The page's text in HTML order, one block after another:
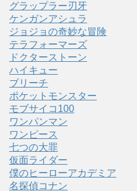
グラップラー刃牙
ケンガンアシュラ
ジョジョの奇妙な冒険
テラフォーマーズ
ドクターストーン
ハイキュー
ブリーチ
ポケットモンスター
モブサイコ100
ワンパンマン
ワンピース
七つの大罪
仮面ライダー
僕のヒーローアカデミア
名探偵コナン